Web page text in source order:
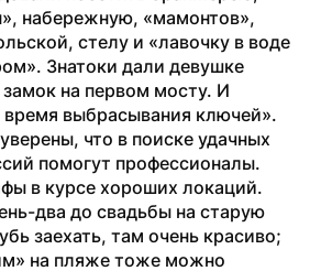
набережную, «мамонтов»,
стелу и «лавочку в воде
Знатоки дали девушке
на первом мосту. И
время выбрасывания ключей».
что в поиске удачных
помогут профессионалы.
в курсе хороших локаций.
два до свадьбы на старую
заехать, там очень красиво;
на пляже тоже можно